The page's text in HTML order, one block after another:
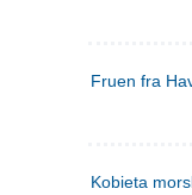
Fruen fra
Kobieta